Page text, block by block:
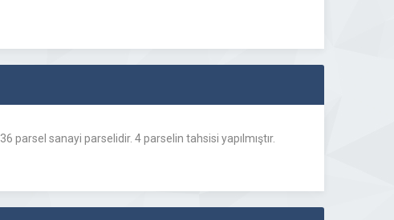
parsel sanayi parselidir. 4 parselin tahsisi yapılmıştır.